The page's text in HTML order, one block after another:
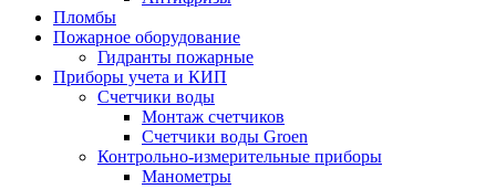
Пломбы
Пожарное оборудование
Гидранты пожарные
Приборы учета и КИП
Счетчики воды
Монтаж счетчиков
Счетчики воды Groen
Контрольно-измерительные приборы
Манометры